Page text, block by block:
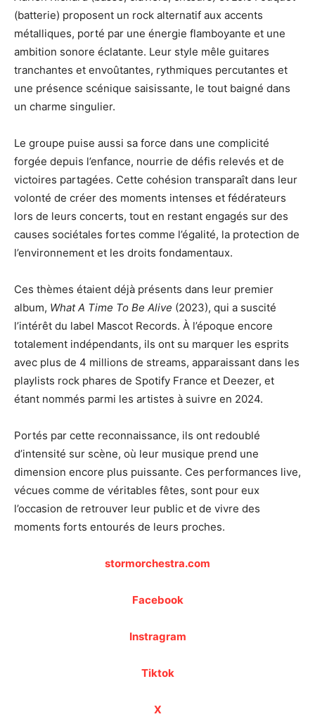
(batterie) proposent un rock alternatif aux accents
métalliques, porté par une énergie flamboyante et une
ambition sonore éclatante. Leur style mêle guitares
tranchantes et envoûtantes, rythmiques percutantes et
une présence scénique saisissante, le tout baigné dans
un charme singulier.
Le groupe puise aussi sa force dans une complicité
forgée depuis l’enfance, nourrie de défis relevés et de
victoires partagées. Cette cohésion transparaît dans leur
volonté de créer des moments intenses et fédérateurs
lors de leurs concerts, tout en restant engagés sur des
causes sociétales fortes comme l’égalité, la protection de
l’environnement et les droits fondamentaux.
Ces thèmes étaient déjà présents dans leur premier
album, What A Time To Be Alive (2023), qui a suscité
l’intérêt du label Mascot Records. À l’époque encore
totalement indépendants, ils ont su marquer les esprits
avec plus de 4 millions de streams, apparaissant dans les
playlists rock phares de Spotify France et Deezer, et
étant nommés parmi les artistes à suivre en 2024.
Portés par cette reconnaissance, ils ont redoublé
d’intensité sur scène, où leur musique prend une
dimension encore plus puissante. Ces performances live,
vécues comme de véritables fêtes, sont pour eux
l’occasion de retrouver leur public et de vivre des
moments forts entourés de leurs proches.
stormorchestra.com
Facebook
Instragram
Tiktok
X